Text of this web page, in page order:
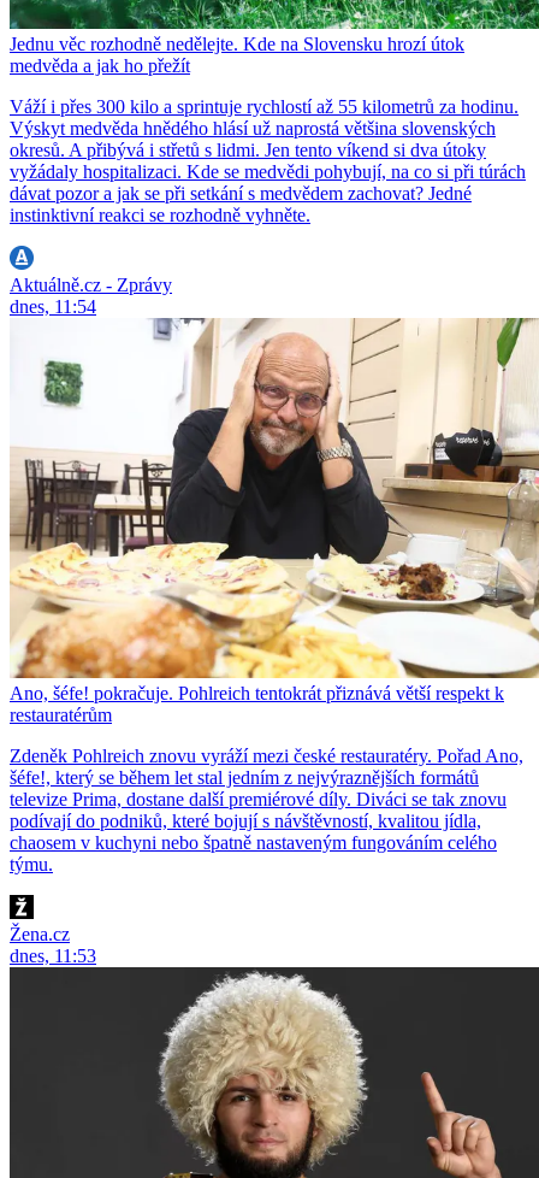
Jednu věc rozhodně nedělejte. Kde na Slovensku hrozí útok
medvěda a jak ho přežít
Váží i přes 300 kilo a sprintuje rychlostí až 55 kilometrů za hodinu.
Výskyt medvěda hnědého hlásí už naprostá většina slovenských
okresů. A přibývá i střetů s lidmi. Jen tento víkend si dva útoky
vyžádaly hospitalizaci. Kde se medvědi pohybují, na co si při túrách
dávat pozor a jak se při setkání s medvědem zachovat? Jedné
instinktivní reakci se rozhodně vyhněte.
Aktuálně.cz - Zprávy
dnes, 11:54
Ano, šéfe! pokračuje. Pohlreich tentokrát přiznává větší respekt k
restauratérům
Zdeněk Pohlreich znovu vyráží mezi české restauratéry. Pořad Ano,
šéfe!, který se během let stal jedním z nejvýraznějších formátů
televize Prima, dostane další premiérové díly. Diváci se tak znovu
podívají do podniků, které bojují s návštěvností, kvalitou jídla,
chaosem v kuchyni nebo špatně nastaveným fungováním celého
týmu.
Žena.cz
dnes, 11:53